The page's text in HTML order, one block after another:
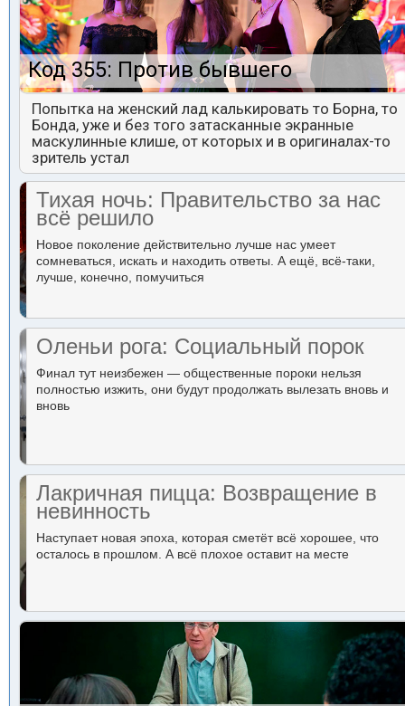
Код 355: Против бывшего
Попытка на женский лад калькировать то Борна, то
Бонда, уже и без того затасканные экранные
маскулинные клише, от которых и в оригиналах-то
зритель устал
Тихая ночь: Правительство за нас
всё решило
Новое поколение действительно лучше нас умеет
сомневаться, искать и находить ответы. А ещё, всё-таки,
лучше, конечно, помучиться
Оленьи рога: Социальный порок
Финал тут неизбежен — общественные пороки нельзя
полностью изжить, они будут продолжать вылезать вновь и
вновь
Лакричная пицца: Возвращение в
невинность
Наступает новая эпоха, которая сметёт всё хорошее, что
осталось в прошлом. А всё плохое оставит на месте